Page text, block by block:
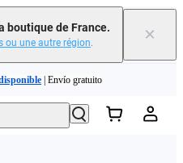
boutique de France.
ou une autre région. ×
Chat with our experts now!
| Envío gratuito